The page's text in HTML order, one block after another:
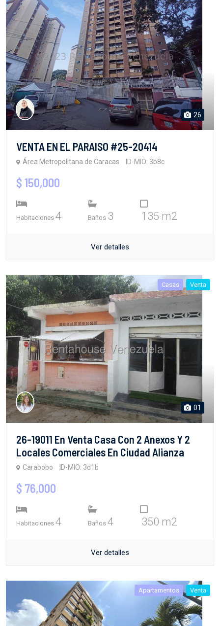
26
VENTA EN EL PARAISO #25-20414
Área Metropolitana de Caracas ID-MIO: 3b8c
$ 150,000
Habitaciones 4 Baños 3 135 m2
Ver detalles
Casas Venta
01
26-19011 En Venta Casa Con 2 Anexos Y 2
Locales Comerciales En Ciudad Alianza
Carabobo ID-MIO: 3d1b
$ 76,000
Habitaciones 4 Baños 4 350 m2
Ver detalles
Apartamentos Venta